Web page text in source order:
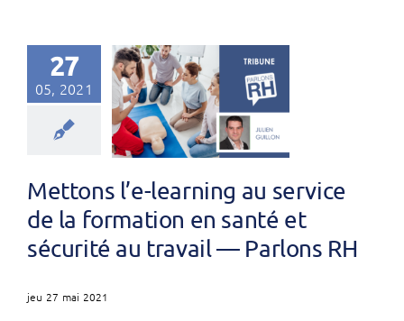
27
05, 2021
Mettons l’e-learning au service
de la formation en santé et
sécurité au travail — Parlons RH
jeu 27 mai 2021